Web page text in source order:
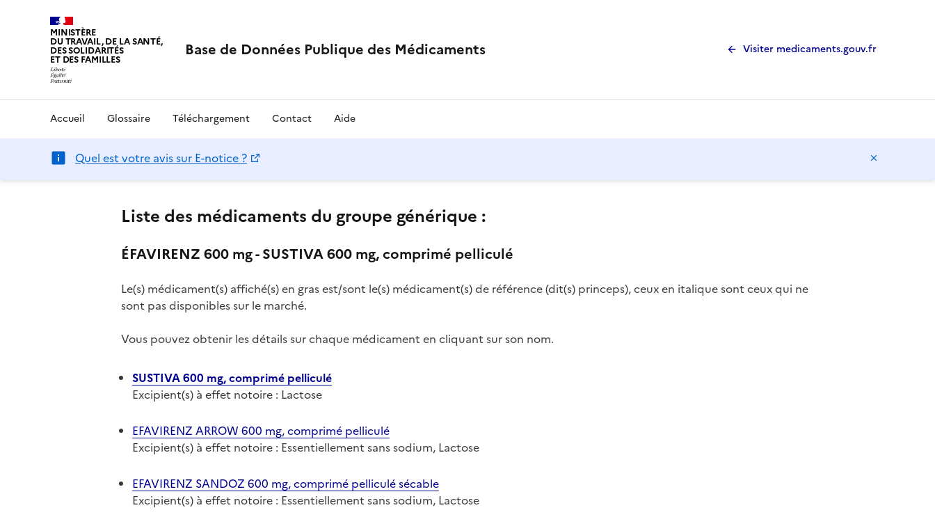
MINISTÈRE
DU TRAVAIL, DE LA SANTÉ,
DES SOLIDARITÉS
ET DES FAMILLES Base de Données Publique des Médicaments Visiter medicaments.gouv.fr
Accueil Glossaire Téléchargement Contact Aide
Quel est votre avis sur E-notice ?
Liste des médicaments du groupe générique :
ÉFAVIRENZ 600 mg - SUSTIVA 600 mg, comprimé pelliculé
Le(s) médicament(s) affiché(s) en gras est/sont le(s) médicament(s) de référence (dit(s) princeps), ceux en italique sont ceux qui ne
sont pas disponibles sur le marché.
Vous pouvez obtenir les détails sur chaque médicament en cliquant sur son nom.
SUSTIVA 600 mg, comprimé pelliculé
Excipient(s) à effet notoire : Lactose
EFAVIRENZ ARROW 600 mg, comprimé pelliculé
Excipient(s) à effet notoire : Essentiellement sans sodium, Lactose
EFAVIRENZ SANDOZ 600 mg, comprimé pelliculé sécable
Excipient(s) à effet notoire : Essentiellement sans sodium, Lactose